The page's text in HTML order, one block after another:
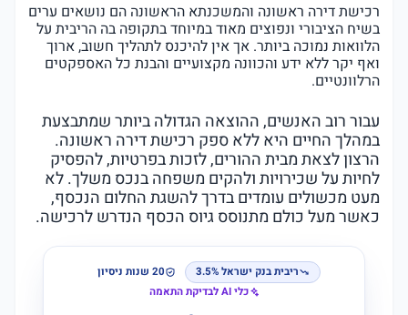
רכישת דירה ראשונה והמשכנתא הראשונה הם נושאים ערים
בשיח הציבורי ונפוצים מאוד במיוחד בתקופה בה הריבית על
הלוואות נמוכה ביותר. אך אין להיכנס לתהליך חשוב, ארוך
ואף יקר ללא ידע והכוונה מקצועיים והבנת כל האספקטים
הרלוונטיים.
עבור רוב האנשים, ההוצאה הגדולה ביותר שמתבצעת
במהלך החיים היא ללא ספק רכישת דירה ראשונה.
הרצון לצאת מבית ההורים, לזכות בפרטיות, להפסיק
לחיות על שכירויות ולהקים משפחה בנכס משלך. לא
מעט מכשולים עומדים בדרך להשגת החלום הנכסף,
כאשר מעל כולם מתנוסס גיוס הכסף הנדרש לרכישה.
ריבית בנק ישראל 3.5%
20 שנות ניסיון
כלי AI לבדיקת התאמה